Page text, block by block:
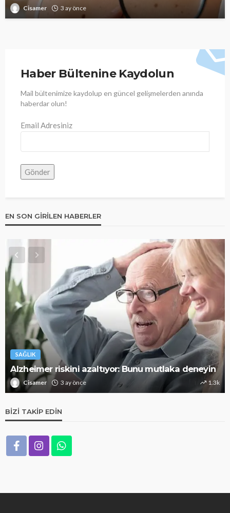
Cisamer 3 ay önce
Haber Bültenine Kaydolun
Mail bültenimize kaydolup en güncel gelişmelerden anında
haberdar olun!
Email Adresiniz
EN SON GIRILEN HABERLER
SAĞLIK
Alzheimer riskini azaltıyor: Bunu mutlaka deneyin
Cisamer 3 ay önce 1.3k
BIZI TAKIP EDIN